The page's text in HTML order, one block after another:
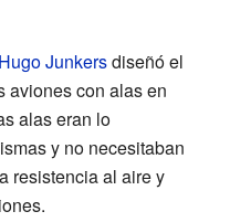
Hugo Junkersdiseñó el
aviones con alas en
alas eran lo
y no necesitaban
resistencia al aire y